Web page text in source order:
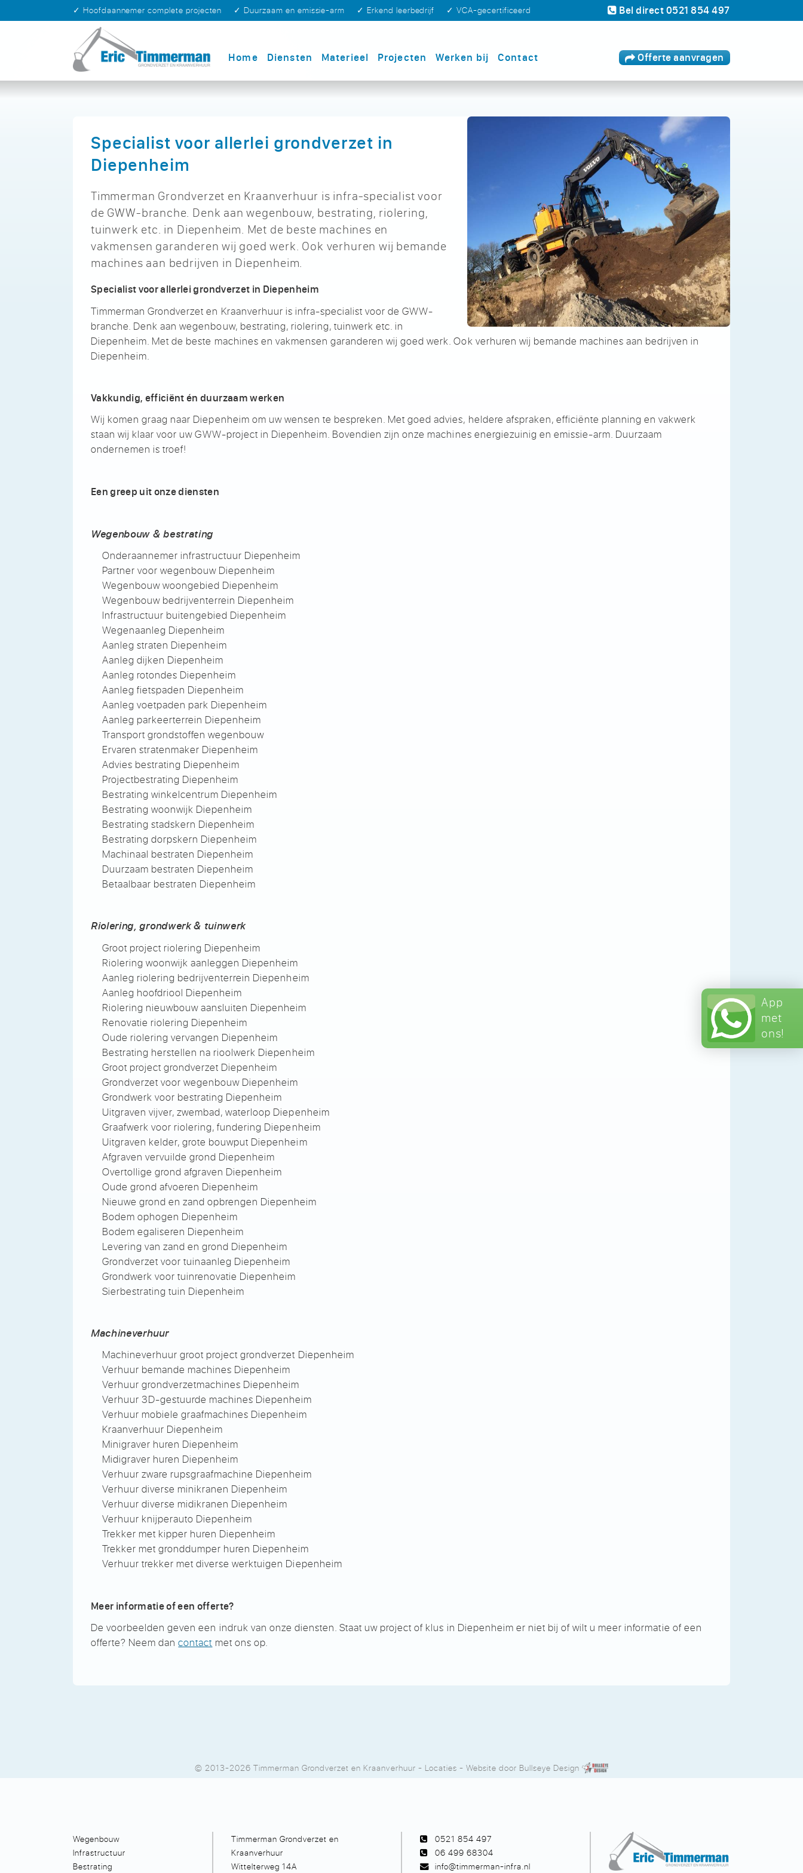
App
met
ons!
Beldirect0521 854 497
Offerteaanvragen
✓ Hoofdaannemer complete projecten ✓ Duurzaam en emissie-arm ✓ Erkend leerbedrijf ✓ VCA-gecertificeerd
Home Diensten Materieel Projecten Werken bij Contact
Specialist voor allerlei grondverzet in
Diepenheim
Timmerman Grondverzet en Kraanverhuur is infra-specialist voor
de GWW-branche. Denk aan wegenbouw, bestrating, riolering,
tuinwerk etc. in Diepenheim. Met de beste machines en
vakmensen garanderen wij goed werk. Ook verhuren wij bemande
machines aan bedrijven in Diepenheim.
Specialist voor allerlei grondverzet in Diepenheim
Timmerman Grondverzet en Kraanverhuur is infra-specialist voor de GWW-
branche. Denk aan wegenbouw, bestrating, riolering, tuinwerk etc. in
Diepenheim. Met de beste machines en vakmensen garanderen wij goed werk. Ook verhuren wij bemande machines aan bedrijven in
Diepenheim.
Vakkundig, efficiënt én duurzaam werken
Wij komen graag naar Diepenheim om uw wensen te bespreken. Met goed advies, heldere afspraken, efficiënte planning en vakwerk
staan wij klaar voor uw GWW-project in Diepenheim. Bovendien zijn onze machines energiezuinig en emissie-arm. Duurzaam
ondernemen is troef!
Een greep uit onze diensten
Wegenbouw & bestrating
Onderaannemer infrastructuur Diepenheim
Partner voor wegenbouw Diepenheim
Wegenbouw woongebied Diepenheim
Wegenbouw bedrijventerrein Diepenheim
Infrastructuur buitengebied Diepenheim
Wegenaanleg Diepenheim
Aanleg straten Diepenheim
Aanleg dijken Diepenheim
Aanleg rotondes Diepenheim
Aanleg fietspaden Diepenheim
Aanleg voetpaden park Diepenheim
Aanleg parkeerterrein Diepenheim
Transport grondstoffen wegenbouw
Ervaren stratenmaker Diepenheim
Advies bestrating Diepenheim
Projectbestrating Diepenheim
Bestrating winkelcentrum Diepenheim
Bestrating woonwijk Diepenheim
Bestrating stadskern Diepenheim
Bestrating dorpskern Diepenheim
Machinaal bestraten Diepenheim
Duurzaam bestraten Diepenheim
Betaalbaar bestraten Diepenheim
Riolering, grondwerk & tuinwerk
Groot project riolering Diepenheim
Riolering woonwijk aanleggen Diepenheim
Aanleg riolering bedrijventerrein Diepenheim
Aanleg hoofdriool Diepenheim
Riolering nieuwbouw aansluiten Diepenheim
Renovatie riolering Diepenheim
Oude riolering vervangen Diepenheim
Bestrating herstellen na rioolwerk Diepenheim
Groot project grondverzet Diepenheim
Grondverzet voor wegenbouw Diepenheim
Grondwerk voor bestrating Diepenheim
Uitgraven vijver, zwembad, waterloop Diepenheim
Graafwerk voor riolering, fundering Diepenheim
Uitgraven kelder, grote bouwput Diepenheim
Afgraven vervuilde grond Diepenheim
Overtollige grond afgraven Diepenheim
Oude grond afvoeren Diepenheim
Nieuwe grond en zand opbrengen Diepenheim
Bodem ophogen Diepenheim
Bodem egaliseren Diepenheim
Levering van zand en grond Diepenheim
Grondverzet voor tuinaanleg Diepenheim
Grondwerk voor tuinrenovatie Diepenheim
Sierbestrating tuin Diepenheim
Machineverhuur
Machineverhuur groot project grondverzet Diepenheim
Verhuur bemande machines Diepenheim
Verhuur grondverzetmachines Diepenheim
Verhuur 3D-gestuurde machines Diepenheim
Verhuur mobiele graafmachines Diepenheim
Kraanverhuur Diepenheim
Minigraver huren Diepenheim
Midigraver huren Diepenheim
Verhuur zware rupsgraafmachine Diepenheim
Verhuur diverse minikranen Diepenheim
Verhuur diverse midikranen Diepenheim
Verhuur knijperauto Diepenheim
Trekker met kipper huren Diepenheim
Trekker met gronddumper huren Diepenheim
Verhuur trekker met diverse werktuigen Diepenheim
Meer informatie of een offerte?
De voorbeelden geven een indruk van onze diensten. Staat uw project of klus in Diepenheim er niet bij of wilt u meer informatie of een
offerte? Neem dancontact met ons op.
© 2013-2026 Timmerman Grondverzet en Kraanverhuur - Locaties - Website door Bullseye Design
Wegenbouw
Infrastructuur
Bestrating
Timmerman Grondverzet en
Kraanverhuur
Wittelterweg 14A
0521 854 497
06 499 68304
info@timmerman-infra.nl